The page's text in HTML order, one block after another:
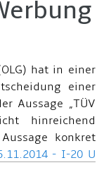
hat in einer
einer
Aussage „TÜV
hinreichend
konkret
- I-20 U